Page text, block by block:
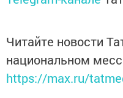
Читайте новости
национальном
https://max.ru/